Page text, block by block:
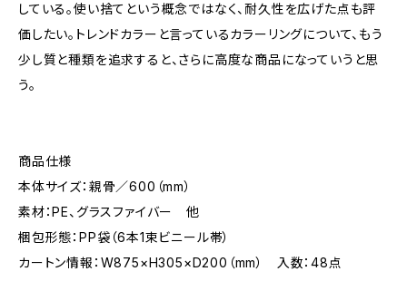
している。使い捨てという概念ではなく、耐久性を広げた点も評
価したい。トレンドカラーと言っているカラーリングについて、もう
少し質と種類を追求すると、さらに高度な商品になっていうと思
う。
商品仕様
本体サイズ：親骨／600（mm）
素材：PE、グラスファイバー 他
梱包形態：PP袋（6本1束ビニール帯）
カートン情報：W875×H305×D200（mm） 入数：48点